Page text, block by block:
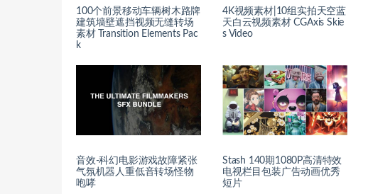
100个前景移动车辆树木路牌
建筑墙壁遮挡视频无缝转场
素材 Transition Elements Pac
k
4K视频素材|10组实拍天空蓝
天白云视频素材 CGAxis Skie
s Video
音效-科幻电影游戏故障紧张
气氛机器人重低音转场怪物
咆哮
Stash 140期1080P高清特效
电视栏目包装广告动画优秀
短片